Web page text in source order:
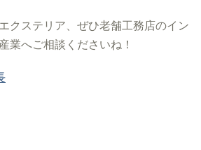
クステリア、ぜひ老舗工務店のイン
業へご相談くださいね！